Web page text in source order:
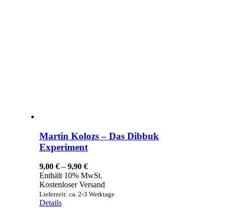
Martin Kolozs – Das Dibbuk
Experiment
9,00 € – 9,90 €Preisspanne:
9,00 €
bis
9,90 €
Enthält 10% MwSt.
Kostenloser Versand
Lieferzeit: ca. 2-3 Werktage
Details